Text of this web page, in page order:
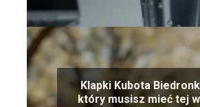
Klapki Kubota
który musisz mieć tej